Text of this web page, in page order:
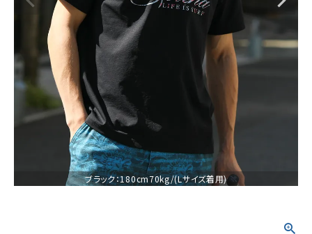
ニュース・特集
ランキング
お問い合わせ
ブラック：180cm70kg/(Lサイズ着用)